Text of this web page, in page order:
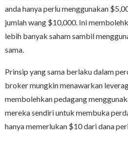
anda hanya perlu menggunakan
jumlah wang $10,000. Ini
lebih banyak saham sambil
sama.
Prinsip yang sama berlaku dalam
broker mungkin menawarkan
membolehkan pedagang
mereka sendiri untuk membuka
hanya memerlukan $10 dari dana